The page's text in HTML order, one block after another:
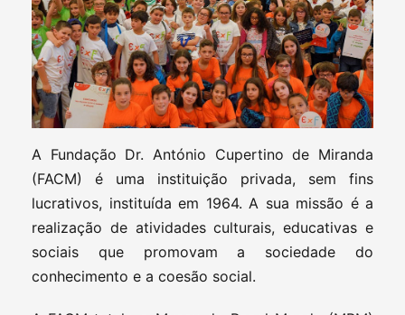
A Fundação Dr. António Cupertino de Miranda
(FACM) é uma instituição privada, sem fins
lucrativos, instituída em 1964. A sua missão é a
realização de atividades culturais, educativas e
sociais que promovam a sociedade do
conhecimento e a coesão social.